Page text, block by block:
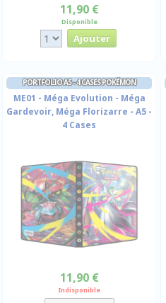
11,90 €
Disponible
PORTFOLIO A5 - 4 CASES POKÉMON
ME01 - Méga Evolution - Méga
Gardevoir, Méga Florizarre - A5 -
4 Cases
11,90 €
Indisponible